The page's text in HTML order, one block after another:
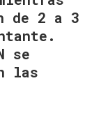
de 2 a 3
se
las